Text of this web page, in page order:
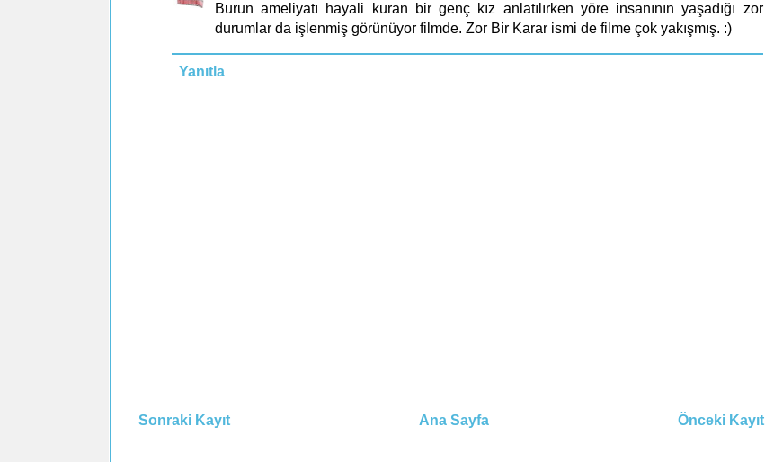
Burun ameliyatı hayali kuran bir genç kız anlatılırken yöre insanının yaşadığı zor
durumlar da işlenmiş görünüyor filmde. Zor Bir Karar ismi de filme çok yakışmış. :)
Yanıtla
Sonraki Kayıt Önceki Kayıt
Ana Sayfa